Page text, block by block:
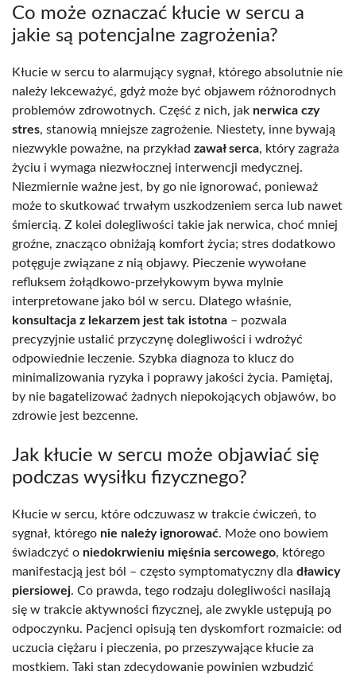
Co może oznaczać kłucie w sercu a
jakie są potencjalne zagrożenia?
Kłucie w sercu to alarmujący sygnał, którego absolutnie nie
należy lekceważyć, gdyż może być objawem różnorodnych
problemów zdrowotnych. Część z nich, jak nerwica czy
stres, stanowią mniejsze zagrożenie. Niestety, inne bywają
niezwykle poważne, na przykład zawał serca, który zagraża
życiu i wymaga niezwłocznej interwencji medycznej.
Niezmiernie ważne jest, by go nie ignorować, ponieważ
może to skutkować trwałym uszkodzeniem serca lub nawet
śmiercią. Z kolei dolegliwości takie jak nerwica, choć mniej
groźne, znacząco obniżają komfort życia; stres dodatkowo
potęguje związane z nią objawy. Pieczenie wywołane
refluksem żołądkowo-przełykowym bywa mylnie
interpretowane jako ból w sercu. Dlatego właśnie,
konsultacja z lekarzem jest tak istotna – pozwala
precyzyjnie ustalić przyczynę dolegliwości i wdrożyć
odpowiednie leczenie. Szybka diagnoza to klucz do
minimalizowania ryzyka i poprawy jakości życia. Pamiętaj,
by nie bagatelizować żadnych niepokojących objawów, bo
zdrowie jest bezcenne.
Jak kłucie w sercu może objawiać się
podczas wysiłku fizycznego?
Kłucie w sercu, które odczuwasz w trakcie ćwiczeń, to
sygnał, którego nie należy ignorować. Może ono bowiem
świadczyć o niedokrwieniu mięśnia sercowego, którego
manifestacją jest ból – często symptomatyczny dla dławicy
piersiowej. Co prawda, tego rodzaju dolegliwości nasilają
się w trakcie aktywności fizycznej, ale zwykle ustępują po
odpoczynku. Pacjenci opisują ten dyskomfort rozmaicie: od
uczucia ciężaru i pieczenia, po przeszywające kłucie za
mostkiem. Taki stan zdecydowanie powinien wzbudzić